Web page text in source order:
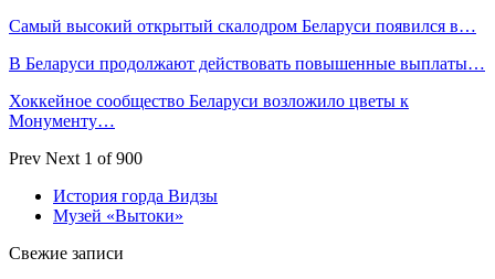
Самый высокий открытый скалодром Беларуси появился в…
В Беларуси продолжают действовать повышенные выплаты…
Хоккейное сообщество Беларуси возложило цветы к
Монументу…
Prev Next 1 of 900
История горда Видзы
Музей «Вытоки»
Свежие записи